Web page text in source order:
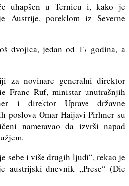
uhapšen u Ternicu i, kako je
Austrije, poreklom iz Severne
dvojica, jedan od 17 godina, a
za novinare generalni direktor
Franc Ruf, ministar unutrašnjih
i direktor Uprave državne
poslova Omar Haijavi-Pirhner su
nameravao da izvrši napad
sebe i više drugih ljudi“, rekao je
austrijski dnevnik „Prese“ (Die